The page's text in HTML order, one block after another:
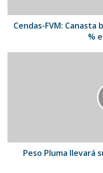
%
enCendas-FVM: Canasta
%
Peso Pluma llevará